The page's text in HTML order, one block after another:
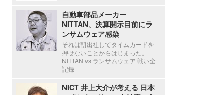
自動車部品メーカー
NITTAN、決算開示目前にラ
ンサムウェア感染
それは朝出社してタイムカードを
押せないことからはじまった。
NITTAN vs ランサムウェア 戦い全
記録
NICT 井上大介が考える 日本